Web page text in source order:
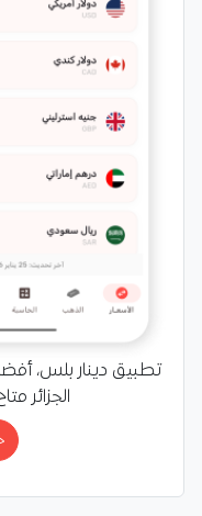
تطبيق دينار بلس،
الجزائر